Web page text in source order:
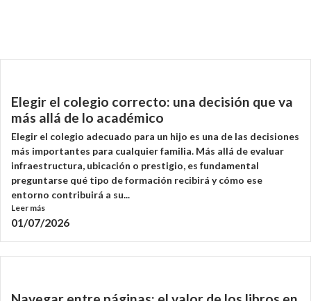
Elegir el colegio correcto: una decisión que va
más allá de lo académico
Elegir el colegio adecuado para un hijo es una de las decisiones
más importantes para cualquier familia. Más allá de evaluar
infraestructura, ubicación o prestigio, es fundamental
preguntarse qué tipo de formación recibirá y cómo ese
entorno contribuirá a su...
Leer más
01/07/2026